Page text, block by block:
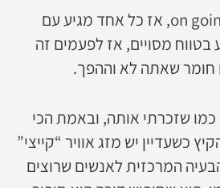
מאחר והכיתה היא on going, אז כל אחד מגיע עם
מסויים, אז לפעמים זה
חומר שאתה לא וההפך.
כמו שזכרתי אותה, ובאמת הכי
כשעדיין יש מזג אוויר “קייצי”
המרכזית לאנשים שרוצים